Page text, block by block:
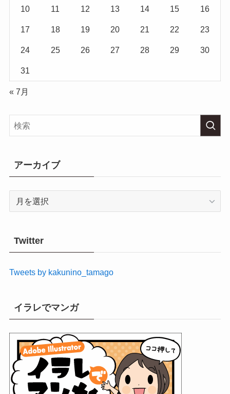
10 11 12 13 14 15 16
17 18 19 20 21 22 23
24 25 26 27 28 29 30
31
« 7月
アーカイブ
Twitter
Tweets by kakunino_tamago
イラレでマンガ